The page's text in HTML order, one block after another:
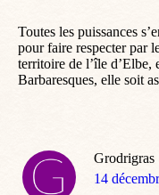
Toutes les puissances
pour faire respecter par
territoire de l’île d’Elbe,
Barbaresques, elle soit
Grodrigras
dit
14